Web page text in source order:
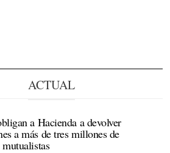
ACTUAL
a Hacienda a devolver
a más de tres millones de